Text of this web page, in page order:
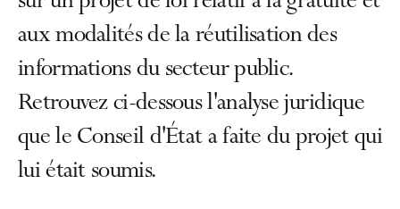
aux modalités de la réutilisation des
informations du secteur public.
Retrouvez ci-dessous l'analyse juridique
que le Conseil d'État a faite du projet qui
lui était soumis.